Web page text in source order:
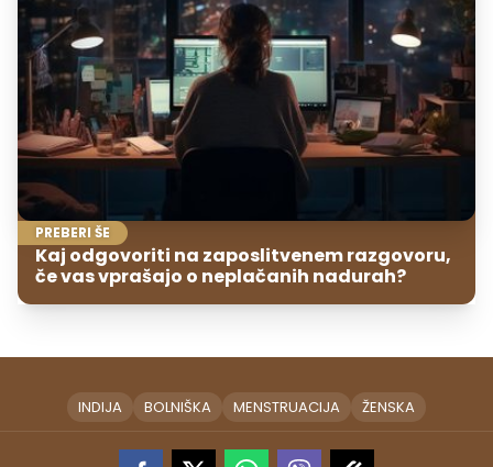
PREBERI ŠE
Kaj odgovoriti na zaposlitvenem razgovoru,
če vas vprašajo o neplačanih nadurah?
INDIJA BOLNIŠKA MENSTRUACIJA ŽENSKA